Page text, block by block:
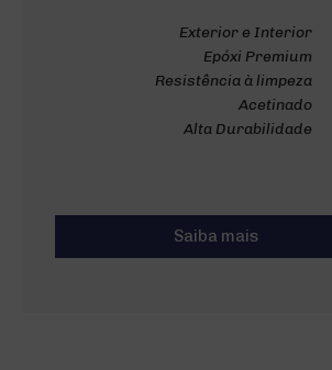
Exterior e Interior
Epóxi Premium
Resistência à limpeza
Acetinado
Alta Durabilidade
Saiba mais